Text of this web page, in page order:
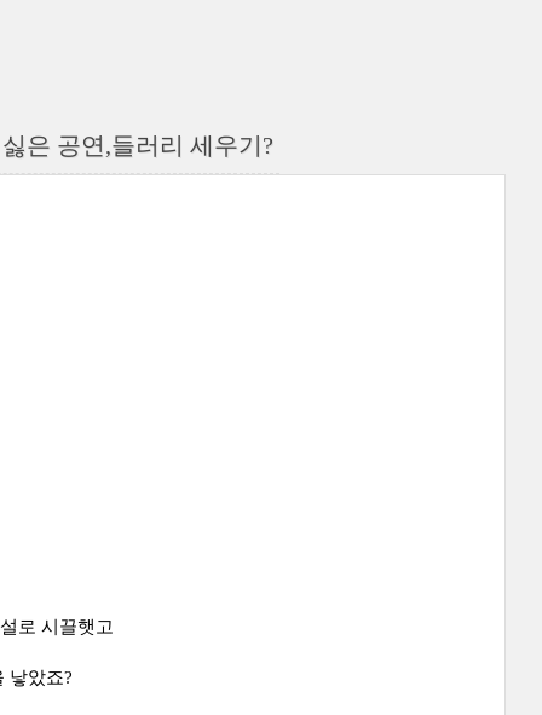
은 공연,들러리 세우기?
로 시끌햇고
낳았죠?